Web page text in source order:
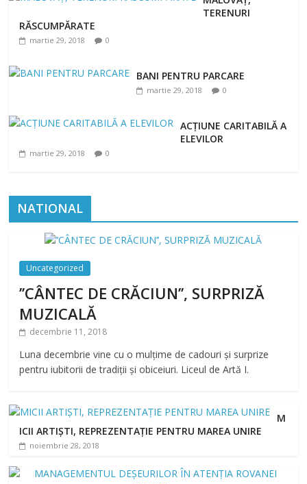
TERENURI
RĂSCUMPĂRATE
martie 29, 2018 0
BANI PENTRU PARCARE
martie 29, 2018 0
ACȚIUNE CARITABILĂ A
ELEVILOR
martie 29, 2018 0
NATIONAL
Uncategorized
’’CÂNTEC DE CRĂCIUN’’, SURPRIZĂ
MUZICALĂ
decembrie 11, 2018
Luna decembrie vine cu o mulțime de cadouri și surprize
pentru iubitorii de tradiții și obiceiuri. Liceul de Artă I.
M
ICII ARTIȘTI, REPREZENTAȚIE PENTRU MAREA UNIRE
noiembrie 28, 2018